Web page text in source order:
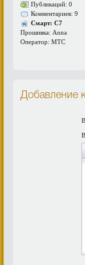
Публикаций: 0
Комментариев: 9
Смарт: C7
Прошивка: Anna
Оператор: MTC
Добавление